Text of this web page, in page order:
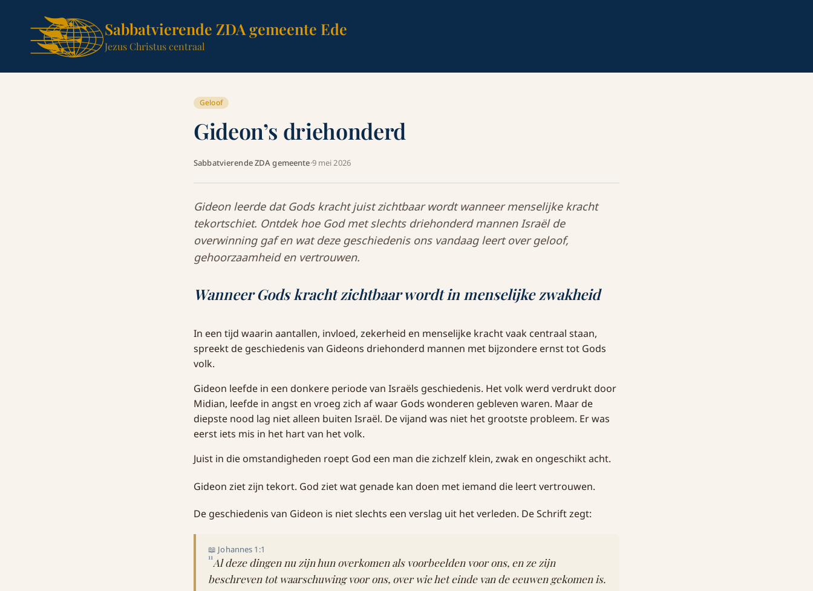
Sabbatvierende ZDA gemeente Ede
Jezus Christus centraal
Geloof
Gideon’s driehonderd
Sabbatvierende ZDA gemeente·9 mei 2026
Gideon leerde dat Gods kracht juist zichtbaar wordt wanneer menselijke kracht
tekortschiet. Ontdek hoe God met slechts driehonderd mannen Israël de
overwinning gaf en wat deze geschiedenis ons vandaag leert over geloof,
gehoorzaamheid en vertrouwen.
Wanneer Gods kracht zichtbaar wordt in menselijke zwakheid
In een tijd waarin aantallen, invloed, zekerheid en menselijke kracht vaak centraal staan,
spreekt de geschiedenis van Gideons driehonderd mannen met bijzondere ernst tot Gods
volk.
Gideon leefde in een donkere periode van Israëls geschiedenis. Het volk werd verdrukt door
Midian, leefde in angst en vroeg zich af waar Gods wonderen gebleven waren. Maar de
diepste nood lag niet alleen buiten Israël. De vijand was niet het grootste probleem. Er was
eerst iets mis in het hart van het volk.
Juist in die omstandigheden roept God een man die zichzelf klein, zwak en ongeschikt acht.
Gideon ziet zijn tekort. God ziet wat genade kan doen met iemand die leert vertrouwen.
De geschiedenis van Gideon is niet slechts een verslag uit het verleden. De Schrift zegt:
📖 Johannes 1:1
11Al deze dingen nu zijn hun overkomen als voorbeelden voor ons, en ze zijn
beschreven tot waarschuwing voor ons, over wie het einde van de eeuwen gekomen is.